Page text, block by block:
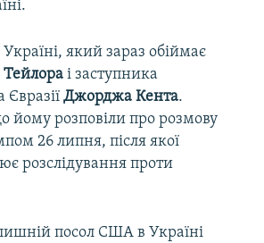
який зараз обіймає
Тейлора і заступника
Джорджа Кента.
йому розповіли про розмову
26 липня, після якої
розслідування проти
посол США в Україні